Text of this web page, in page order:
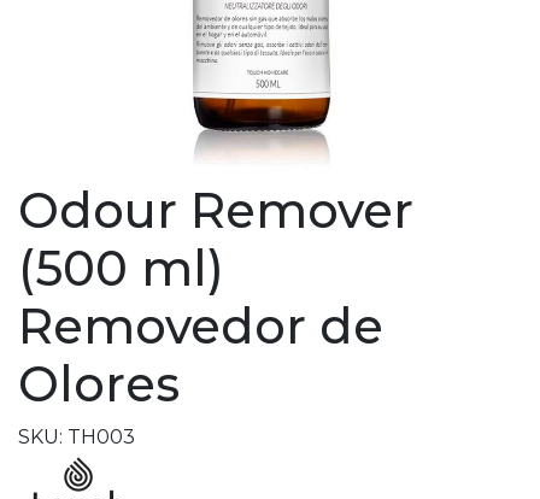
Odour Remover
(500 ml)
Removedor de
Olores
SKU: TH003